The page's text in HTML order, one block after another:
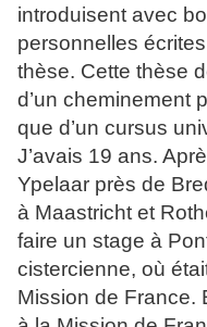
introduisent avec
personnelles
thèse. Cette thèse
d’un cheminement
que d’un cursus
J’avais 19 ans.
Ypelaar près de
à Maastricht et
faire un stage à
cistercienne, où
Mission de France.